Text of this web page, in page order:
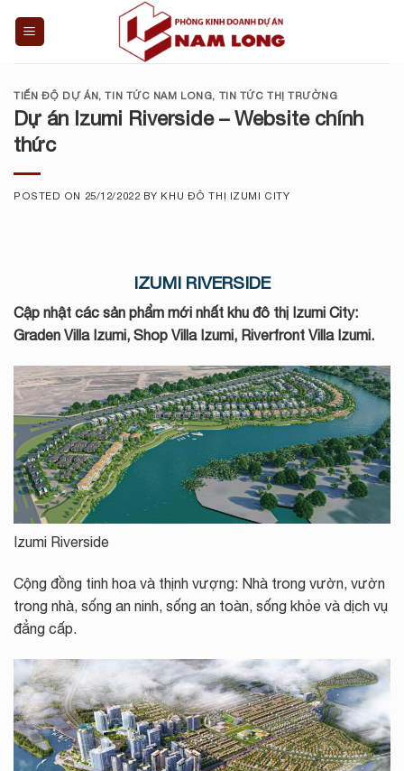
TIẾN ĐỘ DỰ ÁN,TIN TỨC NAM LONG, TIN TỨC THỊ TRƯỜNG
Dự án Izumi Riverside – Website chính
thức
POSTED ON 25/12/2022 BY KHU ĐÔ THỊ IZUMI CITY
IZUMI RIVERSIDE
Cập nhật các sản phẩm mới nhất khu đô thị Izumi City:
Graden Villa Izumi, Shop Villa Izumi, Riverfront Villa Izumi.
Izumi Riverside
Cộng đồng tinh hoa và thịnh vượng: Nhà trong vườn, vườn
trong nhà, sống an ninh, sống an toàn, sống khỏe và dịch vụ
đẳng cấp.